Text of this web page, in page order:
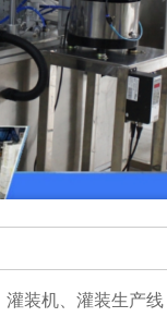
灌装机、灌装生产线